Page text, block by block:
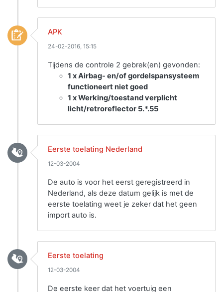
APK
24-02-2016, 15:15
Tijdens de controle 2 gebrek(en) gevonden:
1 x Airbag- en/of gordelspansysteem
functioneert niet goed
1 x Werking/toestand verplicht
licht/retroreflector 5.*.55
Eerste toelating Nederland
12-03-2004
De auto is voor het eerst geregistreerd in
Nederland, als deze datum gelijk is met de
eerste toelating weet je zeker dat het geen
import auto is.
Eerste toelating
12-03-2004
De eerste keer dat het voertuig een